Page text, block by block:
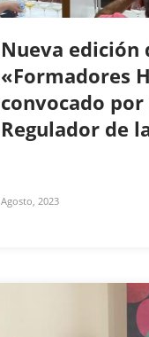
Nueva edición
«Formadores
convocado por
Regulador de
Agosto, 2023